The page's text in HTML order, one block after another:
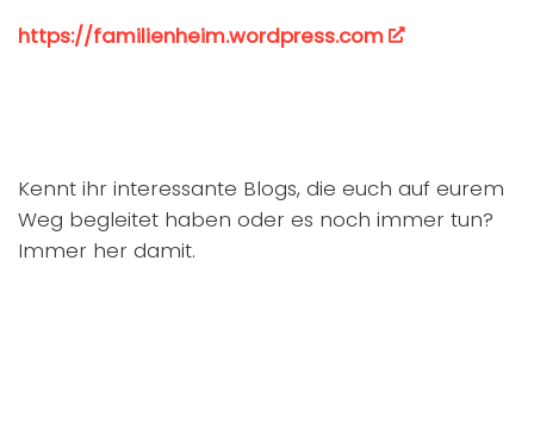
https://familienheim.wordpress.com
Kennt ihr interessante Blogs, die euch auf eurem
Weg begleitet haben oder es noch immer tun?
Immer her damit.